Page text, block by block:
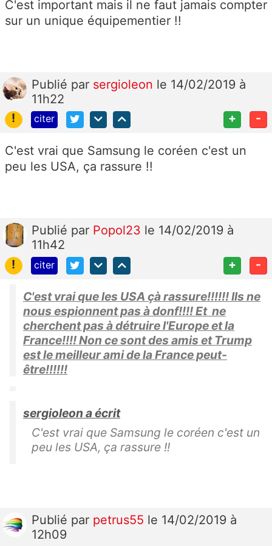
C'est important mais il ne faut jamais compter
sur un unique équipementier !!
Publié par sergioleon le 14/02/2019 à
11h22
!
citer + -
C'est vrai que Samsung le coréen c'est un
peu les USA, ça rassure !!
Publié par Popol23 le 14/02/2019 à
11h42
!
citer + -
C'est vrai que les USA çà rassure!!!!!! Ils ne
nous espionnent pas à donf!!!! Et ne
cherchent pas à détruire l'Europe et la
France!!!! Non ce sont des amis et Trump
est le meilleur ami de la France peut-
être!!!!!!
sergioleon a écrit
C'est vrai que Samsung le coréen c'est un
peu les USA, ça rassure !!
Publié par petrus55 le 14/02/2019 à
12h09